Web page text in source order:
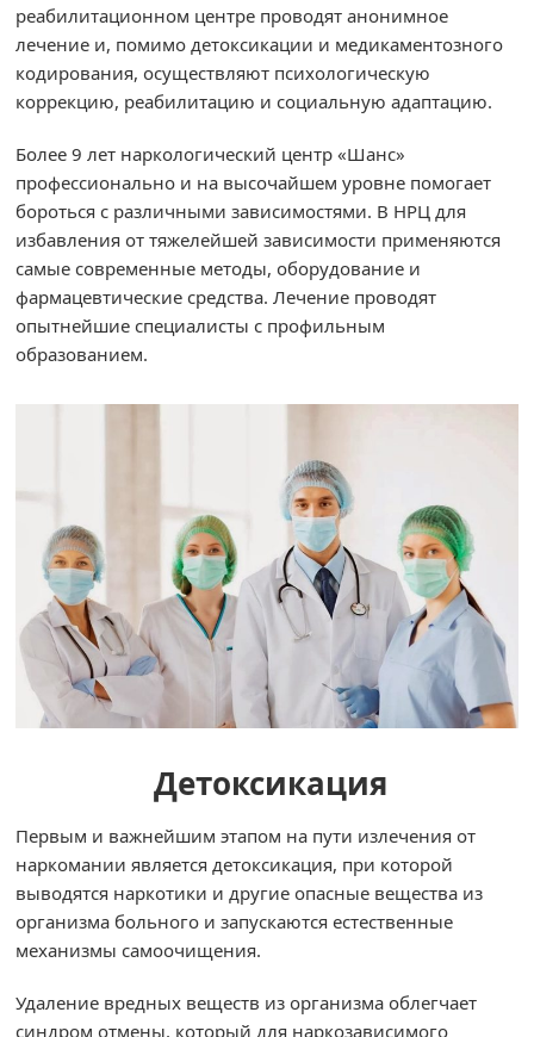
реабилитационном центре проводят анонимное
лечение и, помимо детоксикации и медикаментозного
кодирования, осуществляют психологическую
коррекцию, реабилитацию и социальную адаптацию.
Более 9 лет наркологический центр «Шанс»
профессионально и на высочайшем уровне помогает
бороться с различными зависимостями. В НРЦ для
избавления от тяжелейшей зависимости применяются
самые современные методы, оборудование и
фармацевтические средства. Лечение проводят
опытнейшие специалисты с профильным
образованием.
Детоксикация
Первым и важнейшим этапом на пути излечения от
наркомании является детоксикация, при которой
выводятся наркотики и другие опасные вещества из
организма больного и запускаются естественные
механизмы самоочищения.
Удаление вредных веществ из организма облегчает
синдром отмены, который для наркозависимого